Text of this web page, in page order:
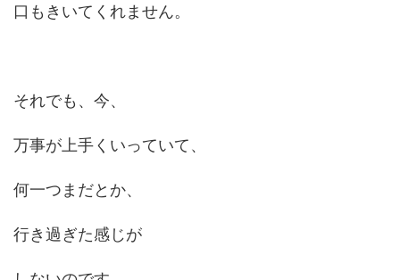
口もきいてくれません。
それでも、今、
万事が上手くいっていて、
何一つまだとか、
行き過ぎた感じが